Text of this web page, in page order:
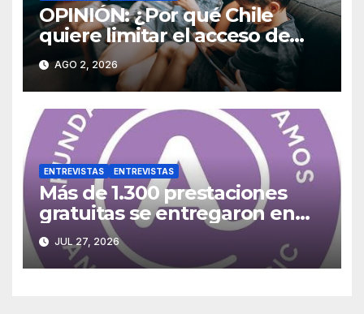
OPINIÓN: ¿Por qué Chile
quiere limitar el acceso de
menores de 16 años a las
redes sociales?
AGO 2, 2026
ENTREVISTAS ENTREVISTAS
Más de 1.300 prestaciones
gratuitas se entregaron en
operativos médicos en «La
Araucanía» para reducir listas
de espera.
JUL 27, 2026